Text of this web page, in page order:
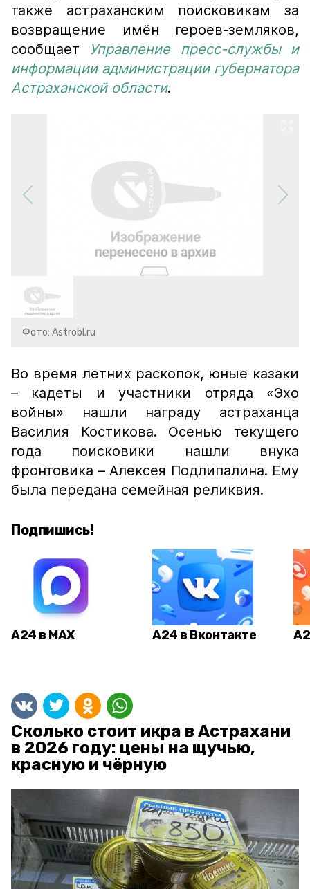
также астраханским поисковикам за
возвращение имён героев-земляков,
сообщает Управление пресс-службы и
информации администрации губернатора
Астраханской области.
Фото: Astrobl.ru
Во время летних раскопок, юные казаки
– кадеты и участники отряда «Эхо
войны» нашли награду астраханца
Василия Костикова. Осенью текущего
года поисковики нашли внука
фронтовика – Алексея Подлипалина. Ему
была передана семейная реликвия.
Подпишись!
А24 в MAX А24 в Вконтакте
Сколько стоит икра в Астрахани
в 2026 году: цены на щучью,
красную и чёрную